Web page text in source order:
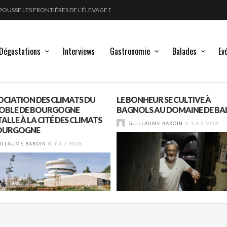
DES MOULIN À VENT
Dégustations Interviews Gastronomie Balades
DES CLIMATS DU
DE BOURGOGNE
À LA CITÉ DES CLIMATS
BAROIN IL Y A 7 MOIS
LE BONHEUR SE CULTIVE À
BAGNOLS AU DOMAINE DE
GUILLAUME BAROIN IL Y A 2 MOIS